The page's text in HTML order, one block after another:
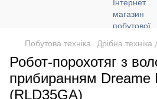
Побутова техніка Дрібна
Робот-порохотяг з
прибиранням Dreame
(RLD35GA)